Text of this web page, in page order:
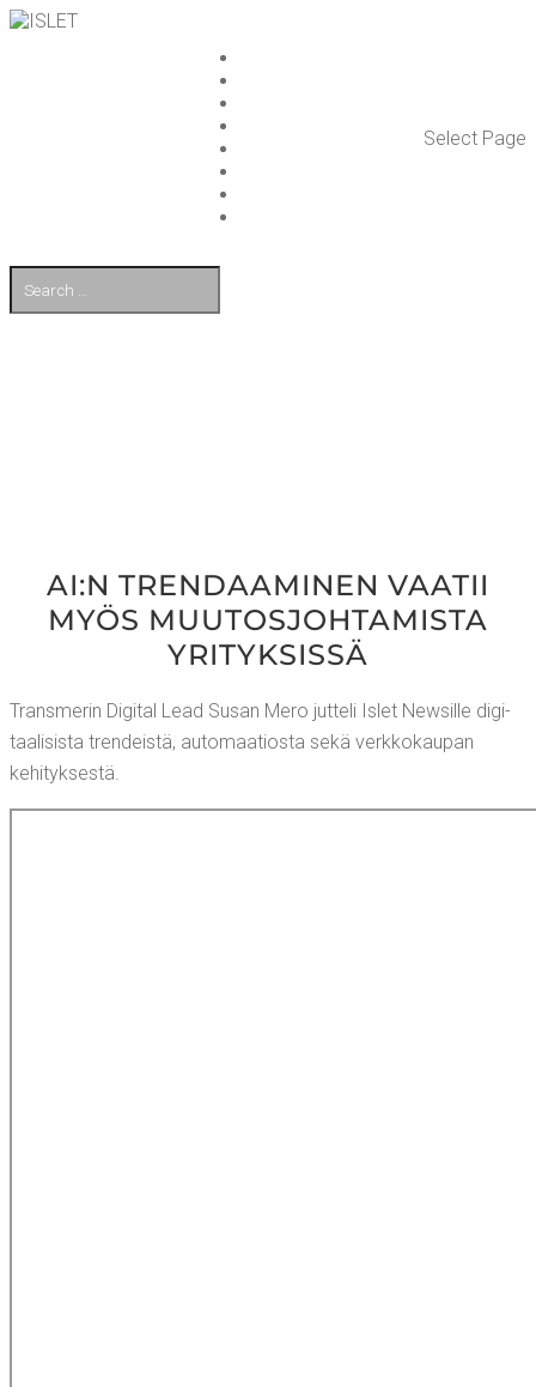
Select Page
AI:N TREN­DAA­MI­NEN VAA­TII
MYÖS MUU­TOS­JOH­TA­MIS­TA
YRITYKSISSÄ
Trans­me­rin Digi­tal Lead Susan Mero jut­te­li Islet New­sil­le digi­
taa­li­sis­ta tren­deis­tä, auto­maa­tios­ta sekä verk­ko­kau­pan
kehityksestä.